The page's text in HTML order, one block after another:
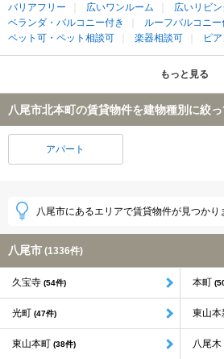
バリアフリー
広いワンルーム
広いリビ
ベランダ・バルコニー付き
ルーフバルコニー
ペット可・ペット相談可
楽器相談可 ピ
もっと見る
八尾市北本町の賃貸物件を建物種別に絞
アパート
八尾市にあるエリアで賃貸物件が見つかり
八尾市 (1336件)
久宝寺 (54件) 本町
光町 (47件) 東山本
東山本町 (38件) 八尾木